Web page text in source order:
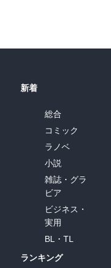
新着
総合
コミック
ラノベ
小説
雑誌・グラ
ビア
ビジネス・
実用
BL・TL
ランキング